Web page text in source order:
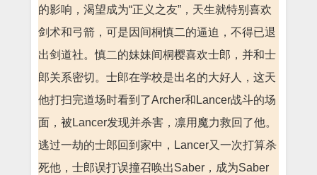
的影响，渴望成为“正义之友”，天生就特别喜欢
剑术和弓箭，可是因间桐慎二的逼迫，不得已退
出剑道社。慎二的妹妹间桐樱喜欢士郎，并和士
郎关系密切。士郎在学校是出名的大好人，这天
他打扫完道场时看到了Archer和Lancer战斗的场
面，被Lancer发现并杀害，凛用魔力救回了他。
逃过一劫的士郎回到家中，Lancer又一次打算杀
死他，士郎误打误撞召唤出Saber，成为Saber